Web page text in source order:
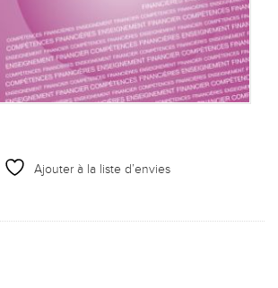
Ajouter à la liste d’envies